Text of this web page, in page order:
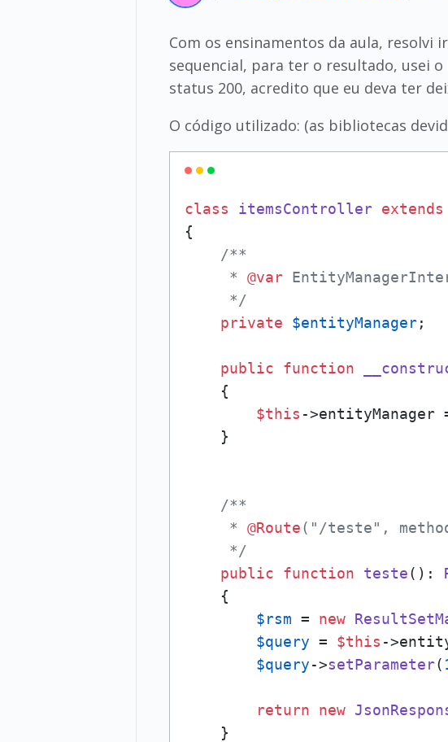
Com os ensinamentos da aula, resolvi
sequencial, para ter o resultado, usei
status 200, acredito que eu deva ter
O código utilizado: (as bibliotecas
class itemsController extends
{
/**
     *
@var
     */
private
$entityManager;
public function
{
$this ->entityManager
    }
/**
     *
@Route("/teste",
     */
public
function teste( ):
{
$rsm = new
$query = $this -
$query->setParameter(
return new
    }